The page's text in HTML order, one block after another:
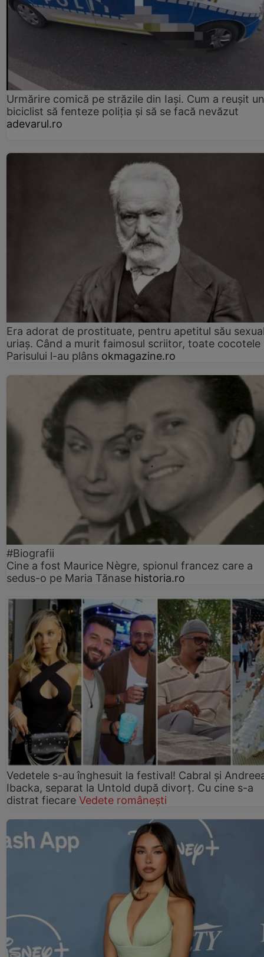
Urmărire comică pe străzile din Iași. Cum a reușit un
biciclist să fenteze poliția și să se facă nevăzut
adevarul.ro
Era adorat de prostituate, pentru apetitul său
uriaș. Când a murit faimosul scriitor, toate cocotele
Parisului l-au plâns okmagazine.ro
#Biografii
Cine a fost Maurice Nègre, spionul francez care a
sedus-o pe Maria Tănase historia.ro
Vedetele s-au înghesuit la festival! Cabral și
Ibacka, separat la Untold după divorț. Cu cine s-a
distrat fiecare Vedete românești